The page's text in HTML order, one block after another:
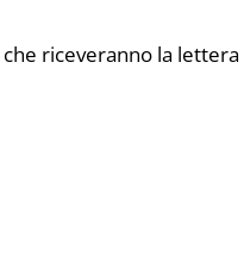
riceveranno la lettera